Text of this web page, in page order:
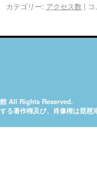
カテゴリー: アクセス数 |
All Rights Reserved.
る著作権及び、肖像権は琵